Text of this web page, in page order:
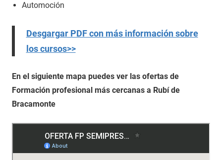
Automoción
Desgargar PDF con más información sobre
los cursos>>
En el siguiente mapa puedes ver las ofertas de
Formación profesional más cercanas a Rubí de
Bracamonte